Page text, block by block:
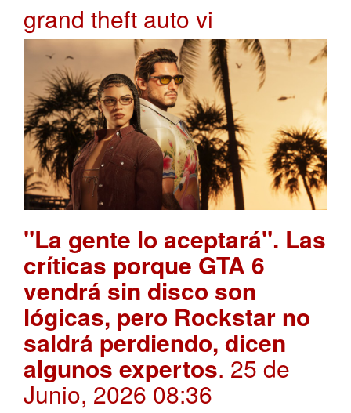
grand theft auto vi
"La gente lo aceptará". Las
críticas porque GTA 6
vendrá sin disco son
lógicas, pero Rockstar no
saldrá perdiendo, dicen
algunos expertos. 25 de
Junio, 2026 08:36